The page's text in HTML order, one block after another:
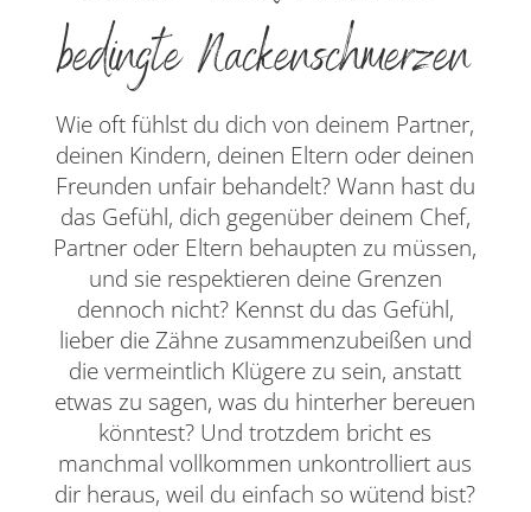
bedingte Nackenschmerzen
Wie oft fühlst du dich von deinem Partner,
deinen Kindern, deinen Eltern oder deinen
Freunden unfair behandelt? Wann hast du
das Gefühl, dich gegenüber deinem Chef,
Partner oder Eltern behaupten zu müssen,
und sie respektieren deine Grenzen
dennoch nicht? Kennst du das Gefühl,
lieber die Zähne zusammenzubeißen und
die vermeintlich Klügere zu sein, anstatt
etwas zu sagen, was du hinterher bereuen
könntest? Und trotzdem bricht es
manchmal vollkommen unkontrolliert aus
dir heraus, weil du einfach so wütend bist?